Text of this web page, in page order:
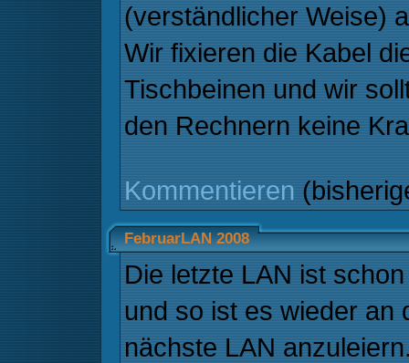
(verständlicher Weise)
Wir fixieren die Kabel
Tischbeinen und wir
den Rechnern keine
Kommentieren
FebruarLAN 2008
Die letzte LAN ist
und so ist es wieder an
nächste LAN